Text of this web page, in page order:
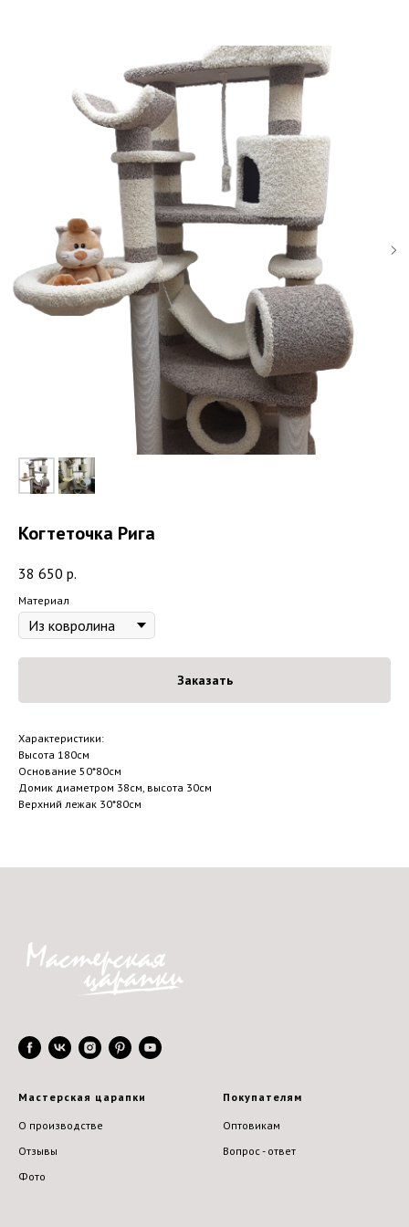
Когтеточка Рига
38 650 р.
Материал
Заказать
Характеристики:
Высота 180см
Основание 50*80см
Домик диаметром 38см, высота 30см
Верхний лежак 30*80см
Мастерская царапки
О производстве
Отзывы
Фото
Покупателям
Оптовикам
Вопрос - ответ